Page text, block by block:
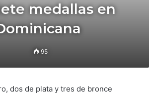
medallas en
95
dos de plata y tres de bronce